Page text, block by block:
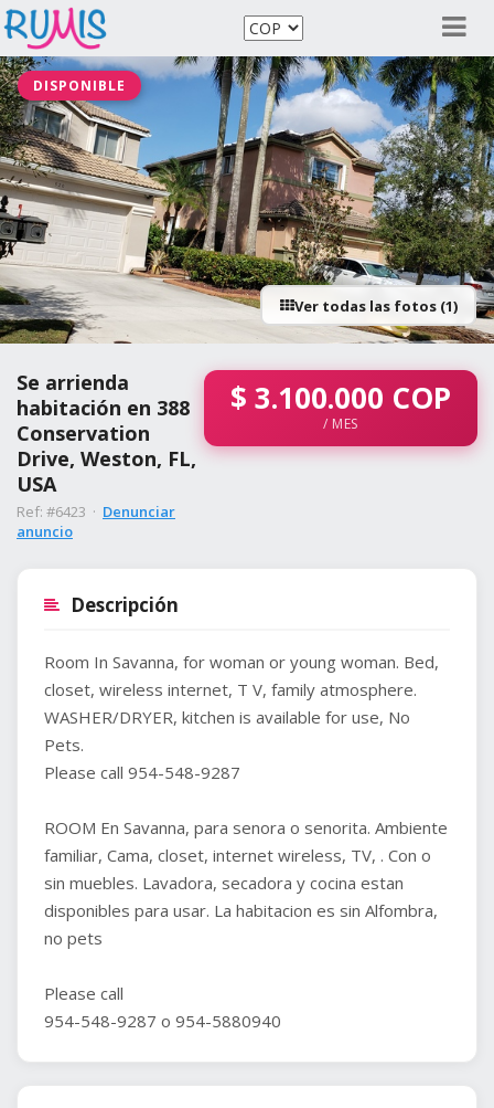
DISPONIBLE
Ver todas las fotos (1)
Se arrienda
habitación en 388
Conservation
Drive, Weston, FL,
USA
Ref: #6423 · Denunciar
anuncio
$ 3.100.000 COP
/ MES
Descripción
Room In Savanna, for woman or young woman. Bed,
closet, wireless internet, T V, family atmosphere.
WASHER/DRYER, kitchen is available for use, No
Pets.
Please call 954-548-9287
ROOM En Savanna, para senora o senorita. Ambiente
familiar, Cama, closet, internet wireless, TV, . Con o
sin muebles. Lavadora, secadora y cocina estan
disponibles para usar. La habitacion es sin Alfombra,
no pets
Please call
954-548-9287 o 954-5880940